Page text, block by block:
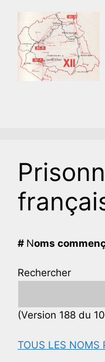
contenu
# Noms
Rechercher
(Version 188 du
TOUS LES NOMS